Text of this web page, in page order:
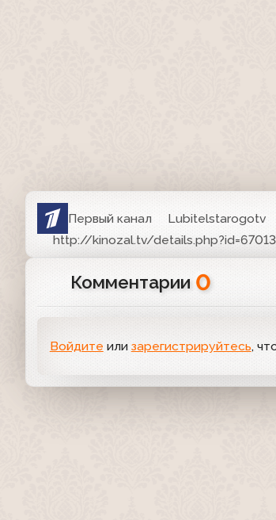
Первый канал Lubitelstarogotv
http://kinozal.tv/
Комментарии 0
Войдите или зарегистрируйтесь,